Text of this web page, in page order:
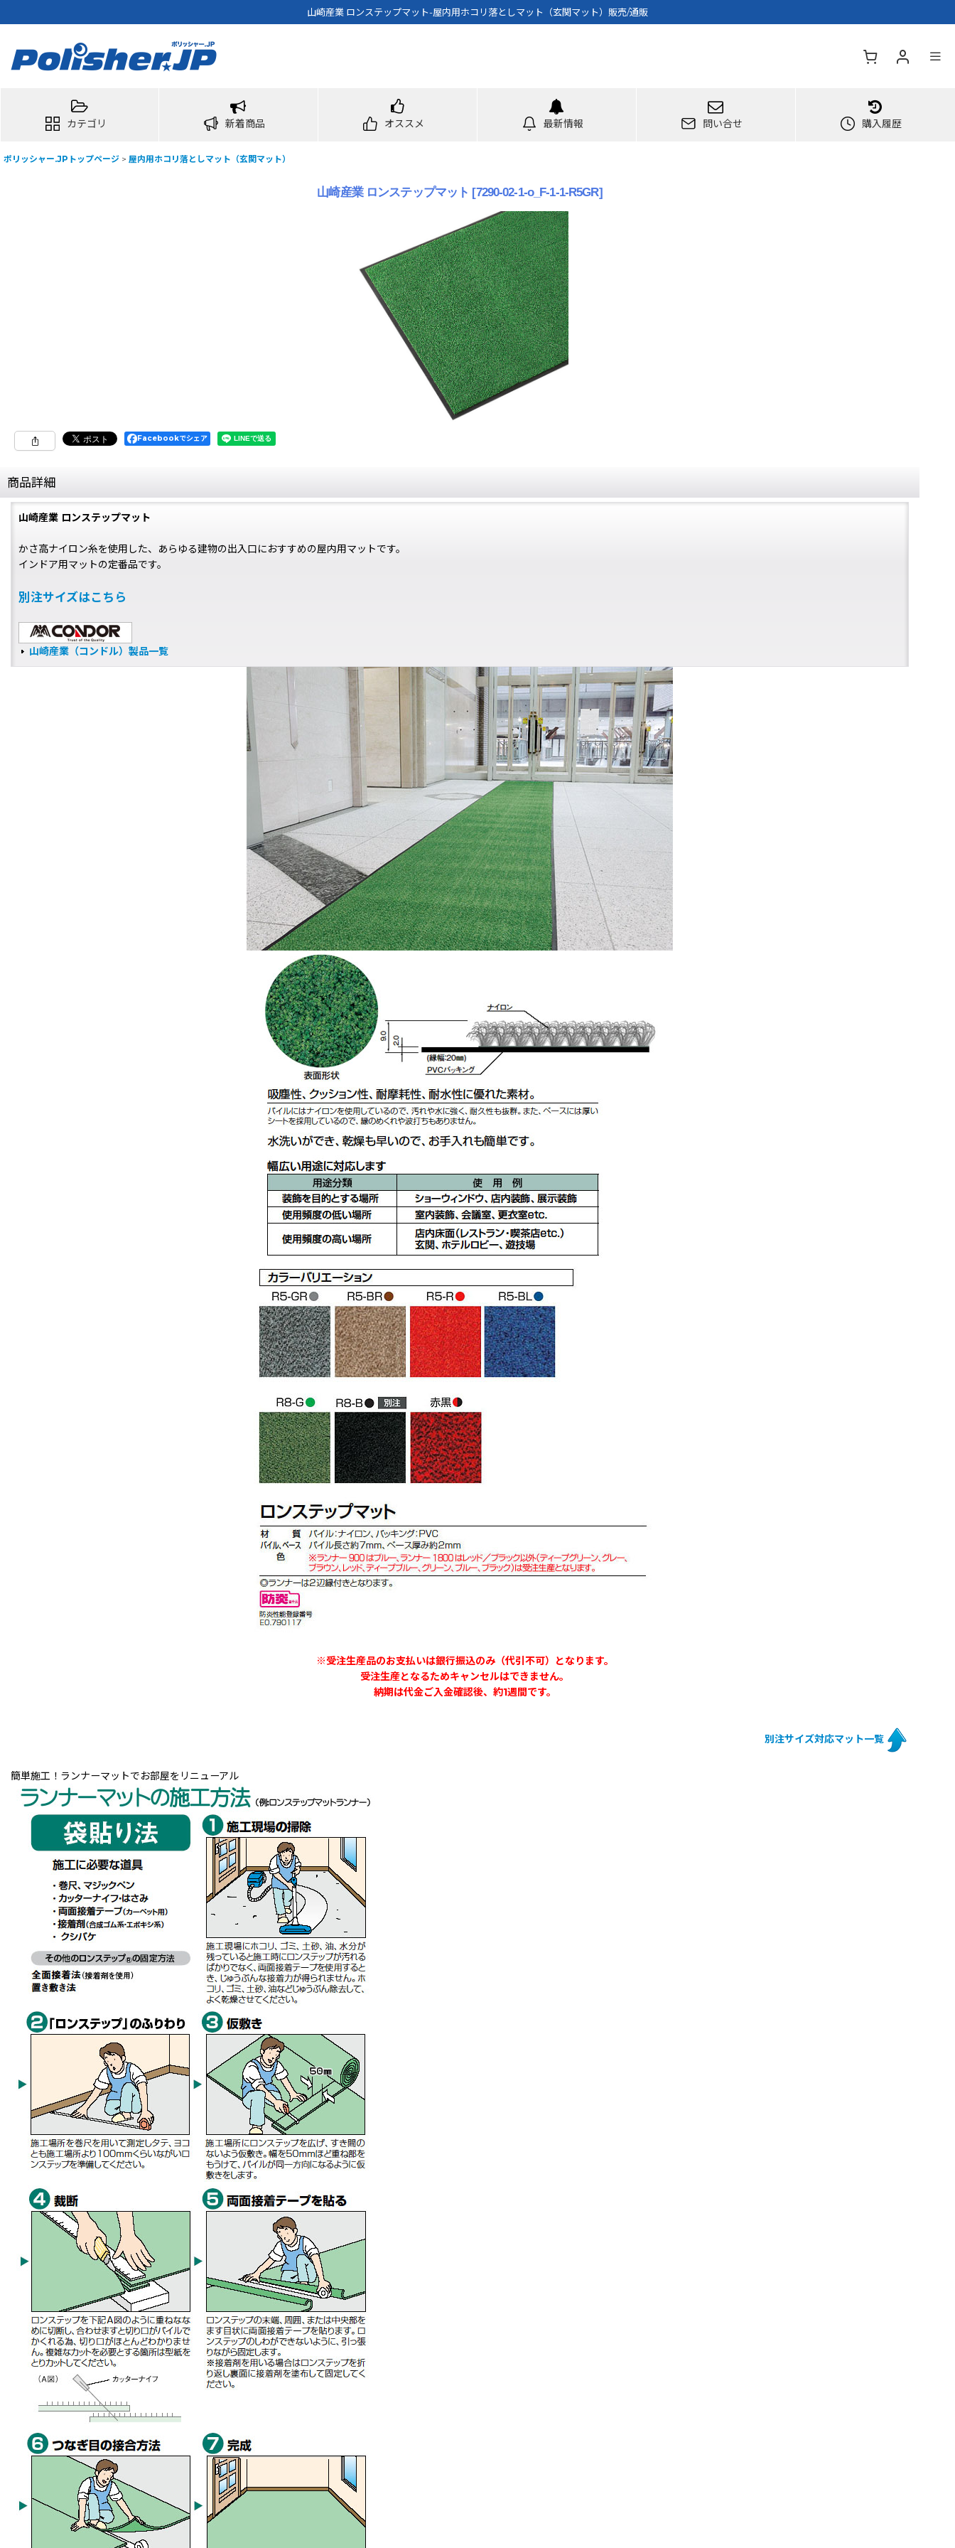
山崎産業 ロンステップマット-屋内用ホコリ落としマット（玄関マット）販売/通販
カテゴリ 新着商品 オススメ 最新情報 問い合せ 購入履歴
ポリッシャー.JPトップページ > 屋内用ホコリ落としマット（玄関マット）
山崎産業 ロンステップマット [7290-02-1-o_F-1-1-R5GR]
Facebookでシェア
商品詳細
山崎産業 ロンステップマット
かさ高ナイロン糸を使用した、あらゆる建物の出入口におすすめの屋内用マットです。
インドア用マットの定番品です。
別注サイズはこちら
山崎産業（コンドル）製品一覧
※受注生産品のお支払いは銀行振込のみ（代引不可）となります。
受注生産となるためキャンセルはできません。
納期は代金ご入金確認後、約1週間です。
別注サイズ対応マット一覧
簡単施工！ランナーマットでお部屋をリニューアル